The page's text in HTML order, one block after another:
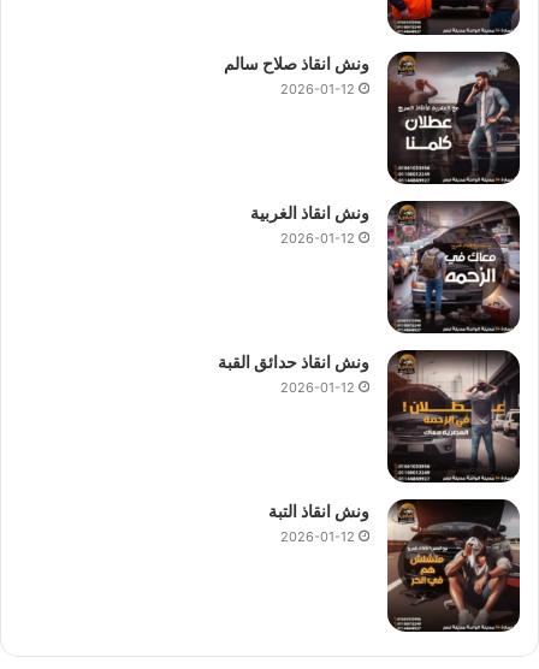
ونش انقاذ صلاح سالم
2026-01-12
ونش انقاذ الغربية
2026-01-12
ونش انقاذ حدائق القبة
2026-01-12
ونش انقاذ التبة
2026-01-12